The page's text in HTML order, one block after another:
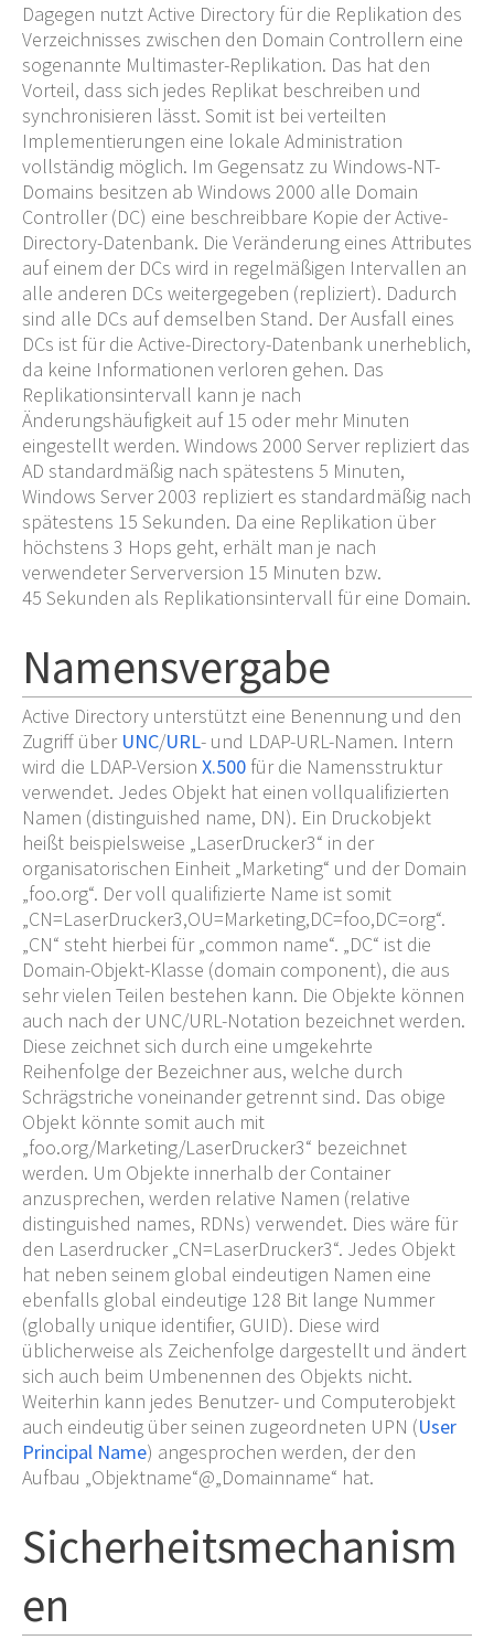
Dagegen nutzt Active Directory für die Replikation des
Verzeichnisses zwischen den Domain Controllern eine
sogenannte Multimaster-Replikation. Das hat den
Vorteil, dass sich jedes Replikat beschreiben und
synchronisieren lässt. Somit ist bei verteilten
Implementierungen eine lokale Administration
vollständig möglich. Im Gegensatz zu Windows-NT-
Domains besitzen ab Windows 2000 alle Domain
Controller (DC) eine beschreibbare Kopie der Active-
Directory-Datenbank. Die Veränderung eines Attributes
auf einem der DCs wird in regelmäßigen Intervallen an
alle anderen DCs weitergegeben (repliziert). Dadurch
sind alle DCs auf demselben Stand. Der Ausfall eines
DCs ist für die Active-Directory-Datenbank unerheblich,
da keine Informationen verloren gehen. Das
Replikationsintervall kann je nach
Änderungshäufigkeit auf 15 oder mehr Minuten
eingestellt werden. Windows 2000 Server repliziert das
AD standardmäßig nach spätestens 5 Minuten,
Windows Server 2003 repliziert es standardmäßig nach
spätestens 15 Sekunden. Da eine Replikation über
höchstens 3 Hops geht, erhält man je nach
verwendeter Serverversion 15 Minuten bzw.
45 Sekunden als Replikationsintervall für eine Domain.
Namensvergabe
Active Directory unterstützt eine Benennung und den
Zugriff über UNC/URL- und LDAP-URL-Namen. Intern
wird die LDAP-Version X.500 für die Namensstruktur
verwendet. Jedes Objekt hat einen vollqualifizierten
Namen (distinguished name, DN). Ein Druckobjekt
heißt beispielsweise „LaserDrucker3“ in der
organisatorischen Einheit „Marketing“ und der Domain
„foo.org“. Der voll qualifizierte Name ist somit
„CN=LaserDrucker3,OU=Marketing,DC=foo,DC=org“.
„CN“ steht hierbei für „common name“. „DC“ ist die
Domain-Objekt-Klasse (domain component), die aus
sehr vielen Teilen bestehen kann. Die Objekte können
auch nach der UNC/URL-Notation bezeichnet werden.
Diese zeichnet sich durch eine umgekehrte
Reihenfolge der Bezeichner aus, welche durch
Schrägstriche voneinander getrennt sind. Das obige
Objekt könnte somit auch mit
„foo.org/Marketing/LaserDrucker3“ bezeichnet
werden. Um Objekte innerhalb der Container
anzusprechen, werden relative Namen (relative
distinguished names, RDNs) verwendet. Dies wäre für
den Laserdrucker „CN=LaserDrucker3“. Jedes Objekt
hat neben seinem global eindeutigen Namen eine
ebenfalls global eindeutige 128 Bit lange Nummer
(globally unique identifier, GUID). Diese wird
üblicherweise als Zeichenfolge dargestellt und ändert
sich auch beim Umbenennen des Objekts nicht.
Weiterhin kann jedes Benutzer- und Computerobjekt
auch eindeutig über seinen zugeordneten UPN (User
Principal Name) angesprochen werden, der den
Aufbau „Objektname“@„Domainname“ hat.
Sicherheitsmechanism
en